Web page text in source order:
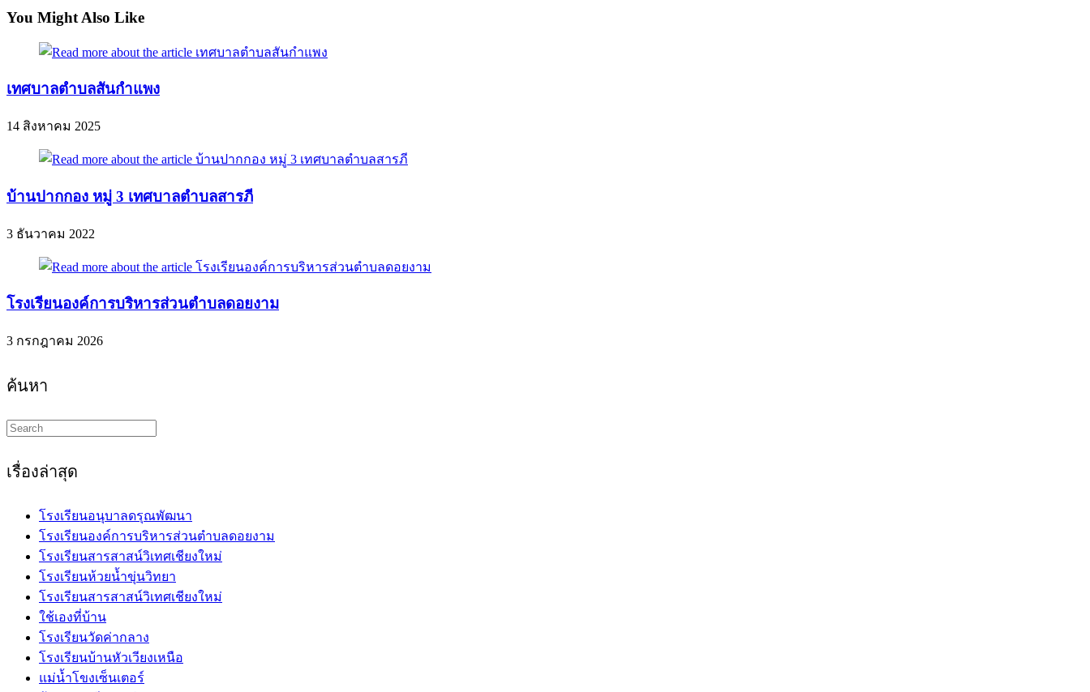
You Might Also Like
เทศบาลตำบลสันกำแพง
14 สิงหาคม 2025
บ้านปากกอง หมู่ 3 เทศบาลตำบลสารภี
3 ธันวาคม 2022
โรงเรียนองค์การบริหารส่วนตำบลดอยงาม
3 กรกฎาคม 2026
ค้นหา
Search
this
เรื่องล่าสุด
โรงเรียนอนุบาลดรุณพัฒนา
โรงเรียนองค์การบริหารส่วนตำบลดอยงาม
โรงเรียนสารสาสน์วิเทศเชียงใหม่
โรงเรียนห้วยน้ำขุ่นวิทยา
โรงเรียนสารสาสน์วิเทศเชียงใหม่
ใช้เองที่บ้าน
โรงเรียนวัดค่ากลาง
โรงเรียนบ้านหัวเวียงเหนือ
แม่น้ำโขงเซ็นเตอร์